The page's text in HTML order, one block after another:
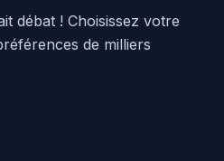
débat ! Choisissez votre
de milliers